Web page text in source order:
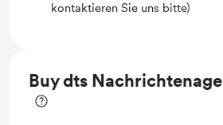
kontaktieren Sie uns bitte)
Buy dts